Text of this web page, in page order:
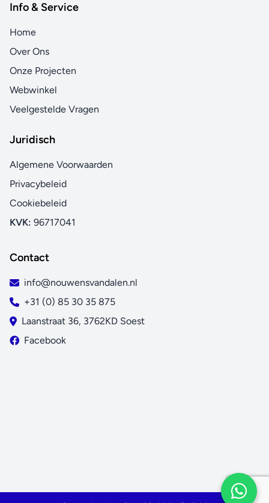
Info & Service
Home
Over Ons
Onze Projecten
Webwinkel
Veelgestelde Vragen
Juridisch
Algemene Voorwaarden
Privacybeleid
Cookiebeleid
KVK: 96717041
Contact
info@nouwensvandalen.nl
+31 (0) 85 30 35 875
Laanstraat 36, 3762KD Soest
Facebook